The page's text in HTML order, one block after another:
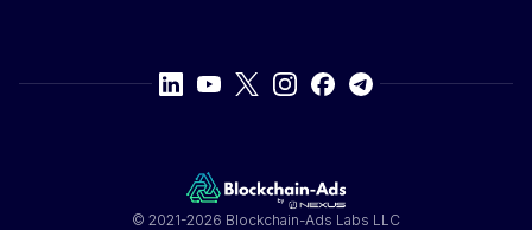
© 2021-2026 Blockchain-Ads Labs LLC